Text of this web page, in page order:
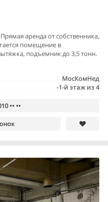
аренда от собственника,
помещение в
подъемник до 3,5 тонн.
МосКомНед
-1-й этаж из 4
•• ••